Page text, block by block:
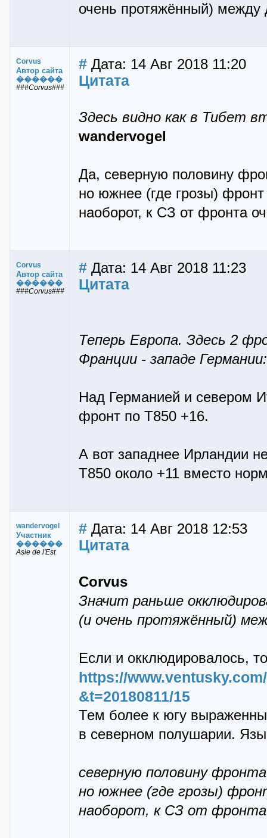
очень протяжённый) между
Corvus
Автор сайта
������
###Corvus###
# Дата: 14 Авг 2018 11:20
Цитата
Здесь видно как в Тибет
wandervogel
Да, северную половину
но южнее (где грозы)
наоборот, к СЗ от фронта
Corvus
Автор сайта
������
###Corvus###
# Дата: 14 Авг 2018 11:23
Цитата
Тепеpь Евpопа. Здесь 2
Фpанции - западе Геpмании:
Над Германией и севером
фронт по Т850 +16.
А вот западнее Ирландии
Т850 около +11 вместо
wandervogel
Участник
������
Asie de l'Est
# Дата: 14 Авг 2018 12:53
Цитата
Corvus
Значит раньше
(и очень протяжённый)
Если и окклюдировалось,
https://
&t=20180811/15
Тем более к югу
в севеpном полушаpии.
северную половину
но южнее (где грозы)
наоборот, к СЗ от фронта